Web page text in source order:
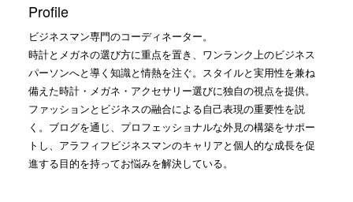
Profile
ビジネスマン専門のコーディネーター。
時計とメガネの選び方に重点を置き、ワンランク上のビジネス
パーソンへと導く知識と情熱を注ぐ。スタイルと実用性を兼ね
備えた時計・メガネ・アクセサリー選びに独自の視点を提供。
ファッションとビジネスの融合による自己表現の重要性を説
く。ブログを通じ、プロフェッショナルな外見の構築をサポー
トし、アラフィフビジネスマンのキャリアと個人的な成長を促
進する目的を持ってお悩みを解決している。